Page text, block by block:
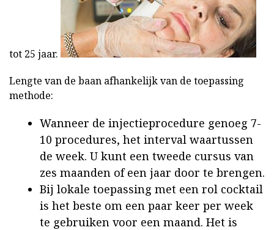
tot 25 jaar.
Lengte van de baan afhankelijk van de toepassing
methode:
Wanneer de injectieprocedure genoeg 7-
10 procedures, het interval waartussen
de week. U kunt een tweede cursus van
zes maanden of een jaar door te brengen.
Bij lokale toepassing met een rol cocktail
is het beste om een paar keer per week
te gebruiken voor een maand. Het is